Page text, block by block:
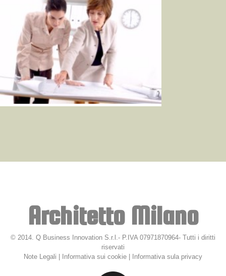
Architetto Milano
© 2014. Q Business Innovation S.r.l.- P.IVA 07971870964- Tutti i diritti
riservati
Note Legali
Informativa sui cookie Informativa sula privacy